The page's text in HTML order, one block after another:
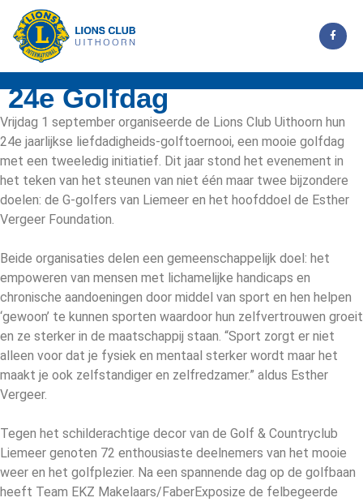
24e Golfdag
Vrijdag 1 september organiseerde de Lions Club Uithoorn hun
24e jaarlijkse liefdadigheids-golftoernooi, een mooie golfdag
met een tweeledig initiatief. Dit jaar stond het evenement in
het teken van het steunen van niet één maar twee bijzondere
doelen: de G-golfers van Liemeer en het hoofddoel de Esther
Vergeer Foundation.
Beide organisaties delen een gemeenschappelijk doel: het
empoweren van mensen met lichamelijke handicaps en
chronische aandoeningen door middel van sport en hen helpen
‘gewoon’ te kunnen sporten waardoor hun zelfvertrouwen groeit
en ze sterker in de maatschappij staan. “Sport zorgt er niet
alleen voor dat je fysiek en mentaal sterker wordt maar het
maakt je ook zelfstandiger en zelfredzamer.” aldus Esther
Vergeer.
Tegen het schilderachtige decor van de Golf & Countryclub
Liemeer genoten 72 enthousiaste deelnemers van het mooie
weer en het golfplezier. Na een spannende dag op de golfbaan
heeft Team EKZ Makelaars/FaberExposize de felbegeerde